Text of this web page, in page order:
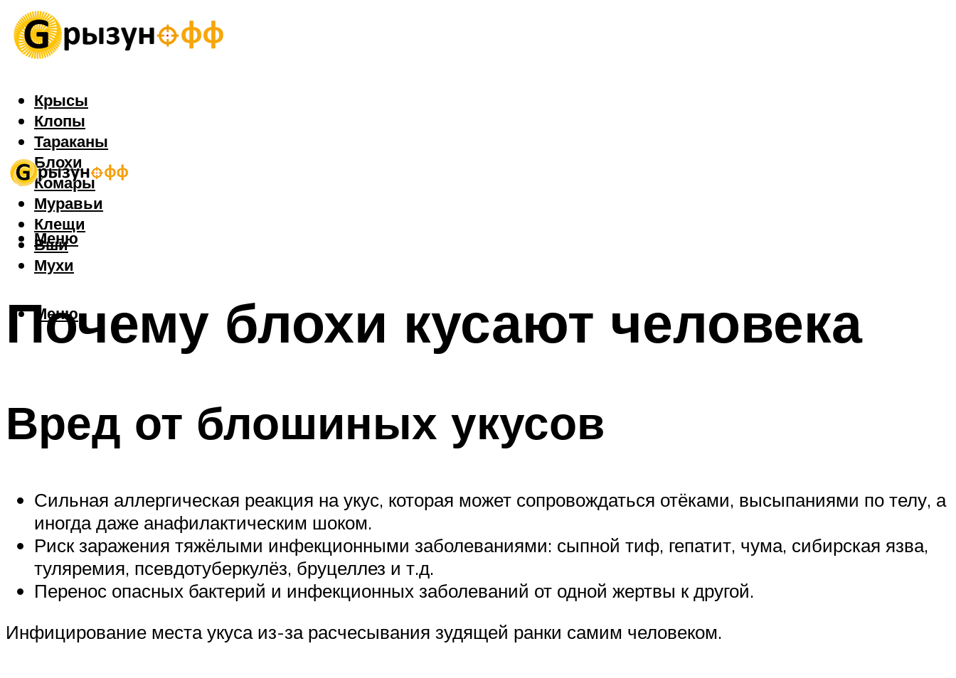
Крысы
Клопы
Тараканы
Блохи
Комары
Муравьи
Клещи
Вши
Мухи
Меню
Меню
Почему блохи кусают человека
Вред от блошиных укусов
Сильная аллергическая реакция на укус, которая может сопровождаться отёками, высыпаниями по телу, а
иногда даже анафилактическим шоком.
Риск заражения тяжёлыми инфекционными заболеваниями: сыпной тиф, гепатит, чума, сибирская язва,
туляремия, псевдотуберкулёз, бруцеллез и т.д.
Перенос опасных бактерий и инфекционных заболеваний от одной жертвы к другой.
Инфицирование места укуса из-за расчесывания зудящей ранки самим человеком.